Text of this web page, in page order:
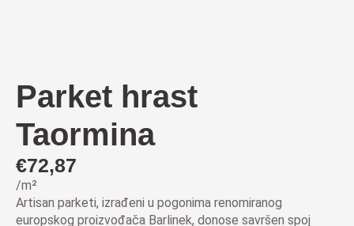
Parket hrast
Taormina
€72,87
/m²
Artisan parketi, izrađeni u pogonima renomiranog
europskog proizvođača Barlinek, donose savršen spoj